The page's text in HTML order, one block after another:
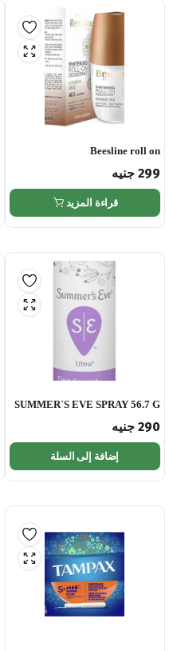
Beesline roll on
299 جنيه
قراءة المزيد
SUMMER`S EVE SPRAY 56.7 G
290 جنيه
إضافة إلى السلة